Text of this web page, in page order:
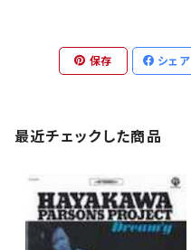
保存 シェア
最近チェックした商品